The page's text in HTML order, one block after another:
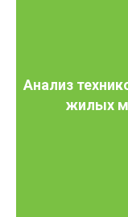
Анализ
жилых